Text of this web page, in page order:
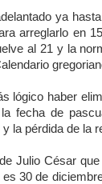
ya
arreglarlo en
al 21 y la
lógico haber
fecha de
la pérdida de la
Julio César
30 de